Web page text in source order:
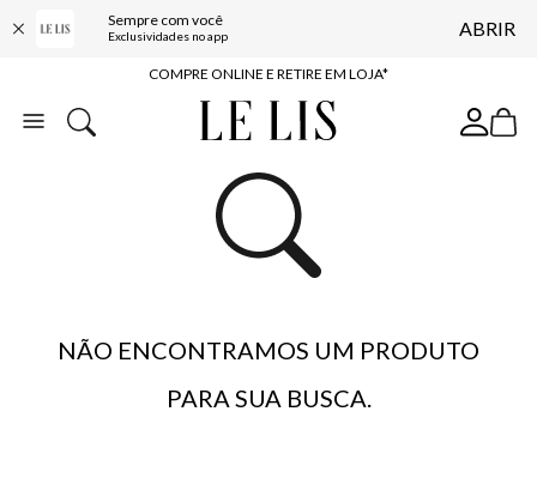
Sempre com você
Exclusividades no app ABRIR
10% OFF NA PRIMEIRA COMPRA*
COMPRE ONLINE E RETIRE EM LOJA*
ENTREGA EXPRESSA*
BAIXE O APP
10% OFF NA PRIMEIRA COMPRA*
NÃO ENCONTRAMOS UM PRODUTO
PARA SUA BUSCA.